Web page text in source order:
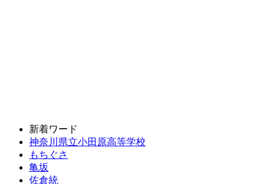
新着ワード
神奈川県立小田原高等学校
もちぐさ
亀坂
佐倉統